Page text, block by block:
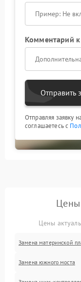
Комментарий к
Отправить
Отправляя заявку
соглашаетесь с
Цены
Цены
Замена материнской
Замена южного моста